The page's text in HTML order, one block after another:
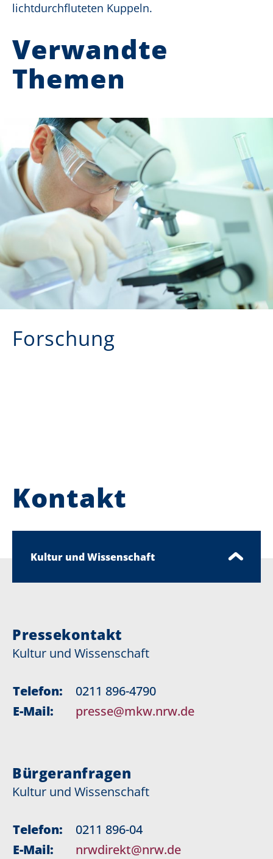
lichtdurchfluteten Kuppeln.
Verwandte
Themen
Forschung
Kontakt
Kultur und Wissenschaft
Pressekontakt
Kultur und Wissenschaft
Telefon:
0211 896-4790
E-Mail:
presse@mkw.nrw.de
Bürgeranfragen
Kultur und Wissenschaft
Telefon:
0211 896-04
E-Mail:
nrwdirekt@nrw.de